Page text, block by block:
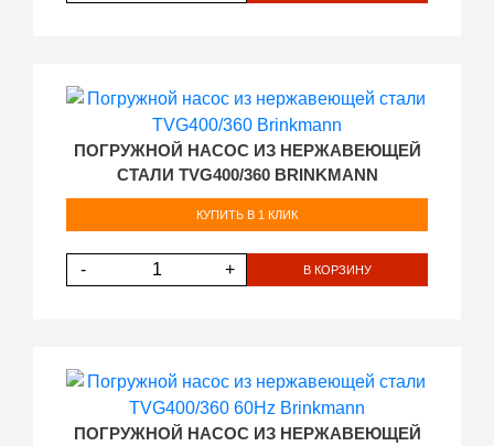
ПОГРУЖНОЙ НАСОС ИЗ НЕРЖАВЕЮЩЕЙ
СТАЛИ TVG400/360 BRINKMANN
КУПИТЬ В 1 КЛИК
- + В КОРЗИНУ
ПОГРУЖНОЙ НАСОС ИЗ НЕРЖАВЕЮЩЕЙ